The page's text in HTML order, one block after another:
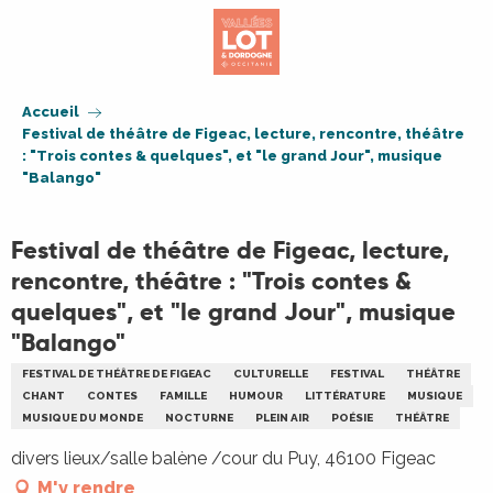
Accueil
Festival de théâtre de Figeac, lecture, rencontre, théâtre
: "Trois contes & quelques", et "le grand Jour", musique
"Balango"
Festival de théâtre de Figeac, lecture,
rencontre, théâtre : "Trois contes &
quelques", et "le grand Jour", musique
"Balango"
FESTIVAL DE THÉÂTRE DE FIGEAC CULTURELLE FESTIVAL
THÉÂTRE
CHANT
CONTES FAMILLE HUMOUR LITTÉRATURE
MUSIQUE
MUSIQUE DU MONDE
NOCTURNE PLEIN AIR POÉSIE THÉÂTRE
divers lieux/salle balène /cour du Puy, 46100 Figeac
M'y rendre